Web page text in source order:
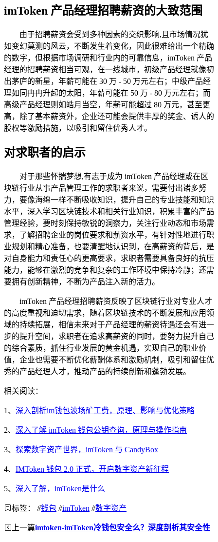
imToken 产品经理招聘薪资的大致范围
由于招聘薪资会受到多种因素的交织影响,且市场情况犹
如变幻莫测的风云，不断发生着变化，因此很难给出一个精确
的数字，但根据市场调研和行业内的可靠信息，imToken 产品
经理的招聘薪资相当可观，在一线城市，初级产品经理就像初
出茅庐的新星，年薪可能在 30 万 - 50 万元左右；中级产品经
理如同冉冉升起的太阳，年薪可能在 50 万 - 80 万元左右；而
高级产品经理则如皓月当空，年薪可能超过 80 万元，甚至更
高，除了基本薪资外，企业还可能会提供丰厚的奖金、诱人的
股权等激励措施，以吸引和留住优秀人才。
对求职者的启示
对于那些怀揣梦想,有志于成为 imToken 产品经理或在区
块链行业从事产品管理工作的求职者来说，需要付出诸多努
力，要像海绵一样不断吸收知识，提升自己的专业技能和知识
水平，深入学习区块链技术和相关行业知识，积累丰富的产品
管理经验，要时刻保持敏锐的洞察力，关注行业动态和市场需
求，了解招聘企业的岗位要求和薪资水平，有针对性地进行职
业规划和精心准备，也要清醒地认识到，在高薪资的背后，是
对自身能力和责任心的更高要求，求职者需要具备良好的抗压
能力，能够在激烈的竞争和复杂的工作环境中保持冷静；还需
要拥有创新精神，不断为产品注入新的活力。
imToken 产品经理招聘薪资反映了区块链行业对专业人才
的高度重视和迫切需求，随着区块链技术的不断发展和应用领
域的持续拓展，相信未来对于产品经理的薪资待遇还会有进一
步的提升空间，求职者在追求高薪资的同时，要努力提升自己
的综合素质，抓住行业发展的黄金机遇，实现自己的职业价
值，企业也需要不断优化薪酬体系和激励机制，吸引和留住优
秀的产品经理人才，推动产品的持续创新和蓬勃发展。
相关阅读：
1、 深入剖析im钱包波场矿工费，原理、影响与优化策略
2、 深入了解 imToken 钱包公钥查询，原理与操作指南
3、 探索数字资产世界，imToken 与 CandyBox
4、 IMToken 钱包 2.0 正式，开启数字资产新征程
5、 深入了解，imToken是什么
标签： #钱包 #imToken #数字资产
上一篇imtoken-imToken冷钱包安全么？深度剖析其安全性